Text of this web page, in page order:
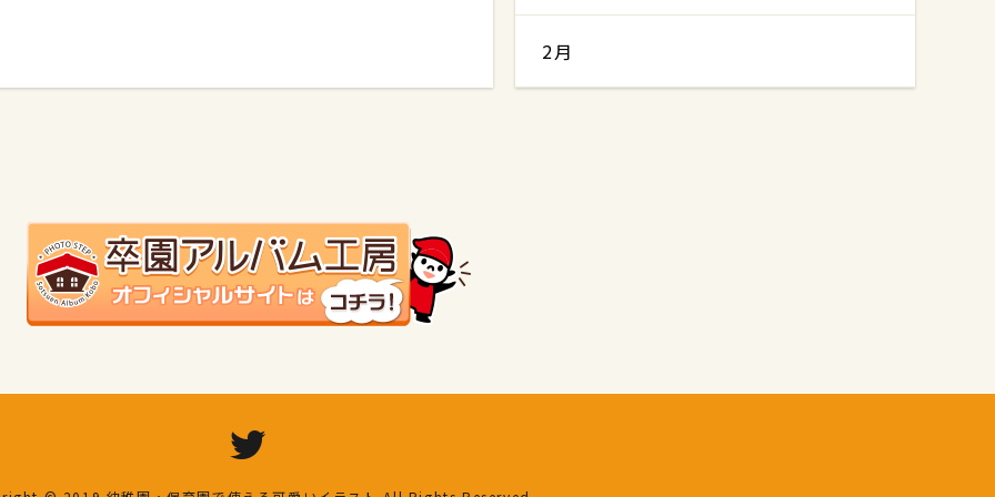
2月